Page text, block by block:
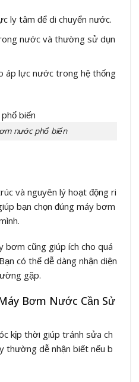
ly tâm để di chuyển nước.
nước và thường sử dụn
áp lực nước trong hệ thống
nước phổ biến
và nguyên lý hoạt động ri
bạn chọn đúng máy bơm
bơm cũng giúp ích cho quá
có thể dễ dàng nhận diện
gặp.
Bơm Nước Cần Sử
kịp thời giúp tránh sửa ch
thường dễ nhận biết nếu b